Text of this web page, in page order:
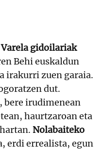
Varela gidoilariak
Behi euskaldun
irakurri zuen garaia.
dut.
bere irudimenean
haurtzaroan eta
Nolabaiteko
erdi errealista, egun